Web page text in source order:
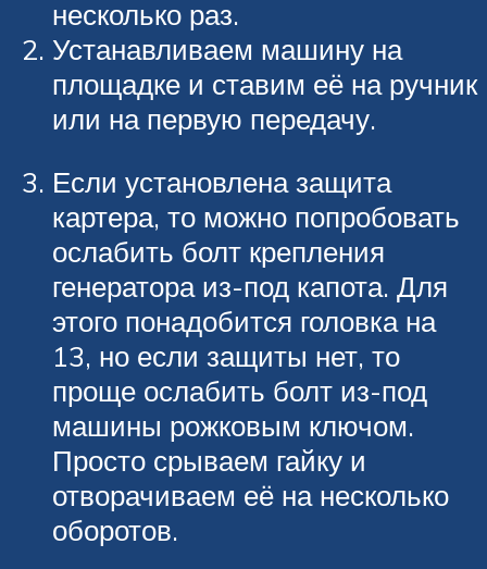
несколько раз.
Устанавливаем машину на
площадке и ставим её на ручник
или на первую передачу.
Если установлена защита
картера, то можно попробовать
ослабить болт крепления
генератора из-под капота. Для
этого понадобится головка на
13, но если защиты нет, то
проще ослабить болт из-под
машины рожковым ключом.
Просто срываем гайку и
отворачиваем её на несколько
оборотов.